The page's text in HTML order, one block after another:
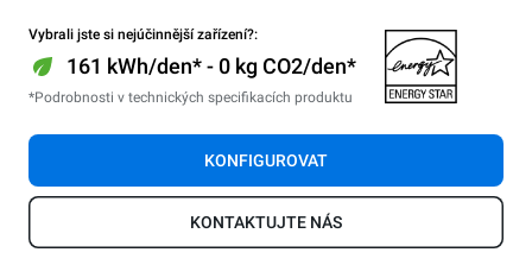
Vybrali jste si nejúčinnější zařízení?:
161 kWh/den* - 0 kg CO2/den*
*Podrobnosti v technických specifikacích produktu
KONFIGUROVAT
KONTAKTUJTE NÁS